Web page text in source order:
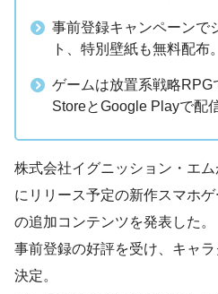
事前登録キャンペーンで
ト、特別壁紙も無料配布。
ゲームは放置系戦略
StoreとGoogle Playで配
株式会社イグニッション・エム
にリリース予定の新作スマホゲ
の追加コンテンツを発表した。
事前登録の好評を受け、キャ
決定。